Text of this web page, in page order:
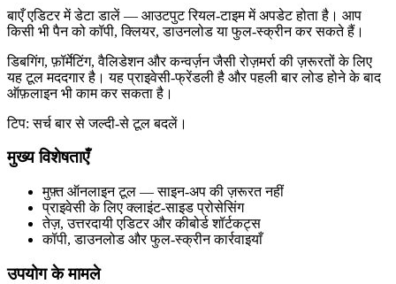
बाएँ एडिटर में डेटा डालें — आउटपुट रियल‑टाइम में अपडेट होता है। आप
किसी भी पैन को कॉपी, क्लियर, डाउनलोड या फुल‑स्क्रीन कर सकते हैं।
डिबगिंग, फ़ॉर्मेटिंग, वैलिडेशन और कन्वर्ज़न जैसी रोज़मर्रा की ज़रूरतों के लिए
यह टूल मददगार है। यह प्राइवेसी‑फ्रेंडली है और पहली बार लोड होने के बाद
ऑफ़लाइन भी काम कर सकता है।
टिप: सर्च बार से जल्दी‑से टूल बदलें।
मुख्य विशेषताएँ
मुफ़्त ऑनलाइन टूल — साइन‑अप की ज़रूरत नहीं
प्राइवेसी के लिए क्लाइंट‑साइड प्रोसेसिंग
तेज़, उत्तरदायी एडिटर और कीबोर्ड शॉर्टकट्स
कॉपी, डाउनलोड और फुल‑स्क्रीन कार्रवाइयाँ
उपयोग के मामले